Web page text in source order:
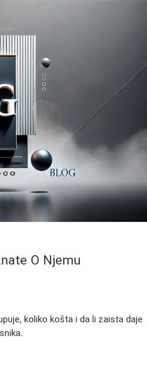
O Njemu
koliko košta i da li zaista daje